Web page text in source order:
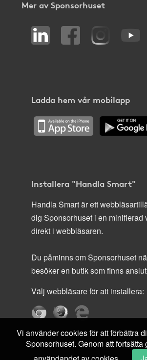
Mer av Sponsorhuset
Ladda hem vår mobilapp
Installera "Handla Smart"
Handla Smart är ett
dig Sponsorhuset i en minifierad
direkt i webbläsaren.
Du påminns om Sponsorhuset
besöker en butik som finns
Välj webbläsare för att installera:
Vi använder cookies för att förbättra
Sponsorhuset. Genom att fortsätta